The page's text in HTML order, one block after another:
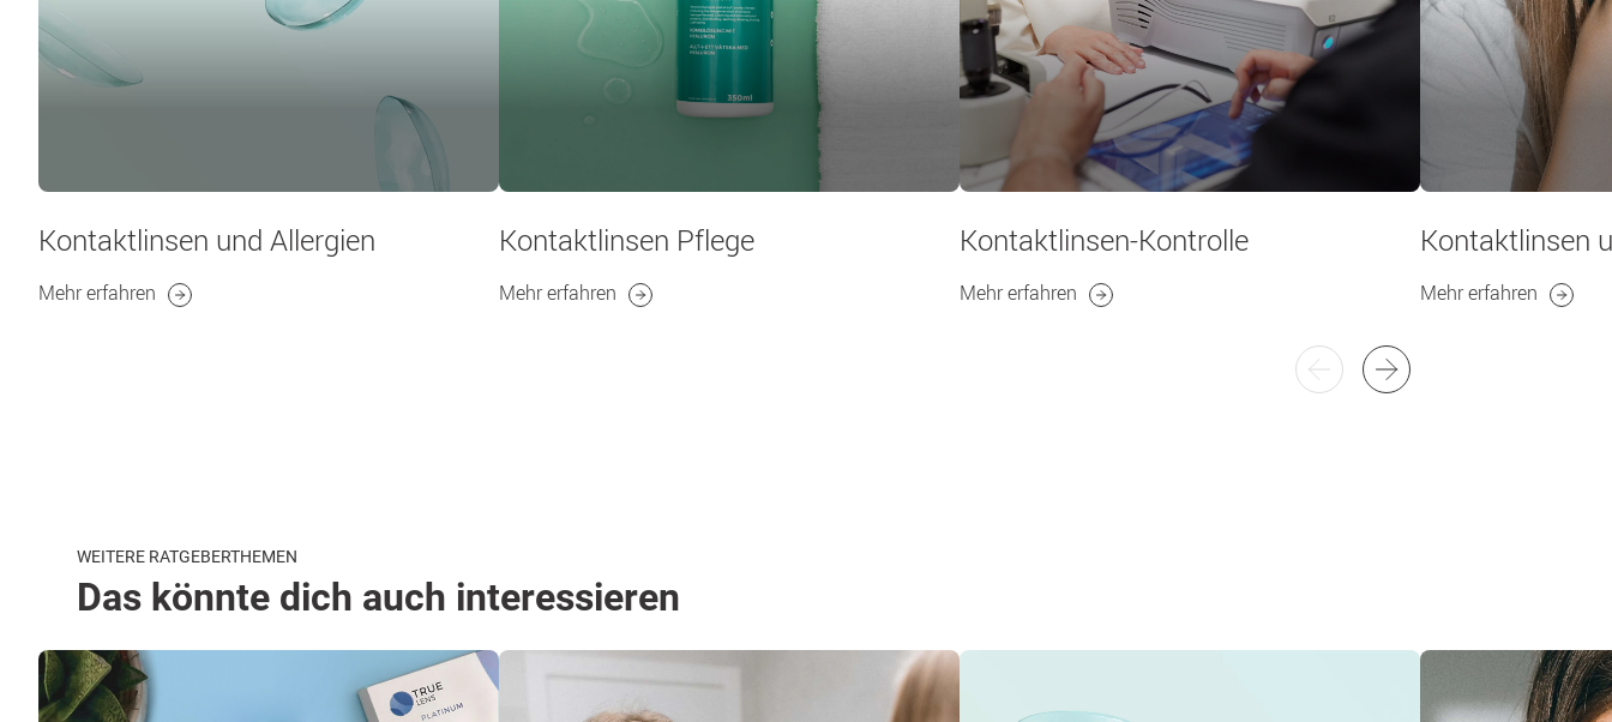
Kontaktlinsen und Allergien
Mehr erfahren
Kontaktlinsen Pflege
Mehr erfahren
Kontaktlinsen-Kontrolle
Mehr erfahren
Kontaktlinsen
Mehr erfahren
WEITERE RATGEBERTHEMEN
Das könnte dich auch interessieren